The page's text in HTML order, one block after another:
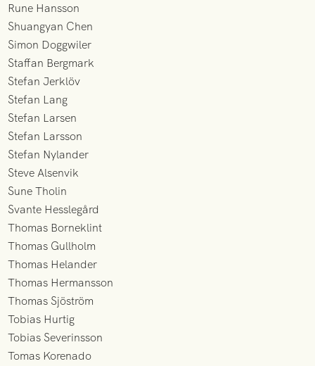
Rune Hansson
Shuangyan Chen
Simon Doggwiler
Staffan Bergmark
Stefan Jerklöv
Stefan Lang
Stefan Larsen
Stefan Larsson
Stefan Nylander
Steve Alsenvik
Sune Tholin
Svante Hesslegård
Thomas Borneklint
Thomas Gullholm
Thomas Helander
Thomas Hermansson
Thomas Sjöström
Tobias Hurtig
Tobias Severinsson
Tomas Korenado